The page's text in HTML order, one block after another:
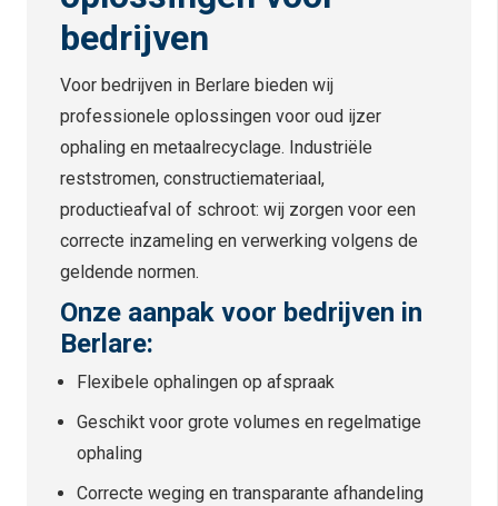
bedrijven
Voor bedrijven in Berlare bieden wij
professionele oplossingen voor oud ijzer
ophaling en metaalrecyclage. Industriële
reststromen, constructiemateriaal,
productieafval of schroot: wij zorgen voor een
correcte inzameling en verwerking volgens de
geldende normen.
Onze aanpak voor bedrijven in
Berlare:
Flexibele ophalingen op afspraak
Geschikt voor grote volumes en regelmatige
ophaling
Correcte weging en transparante afhandeling